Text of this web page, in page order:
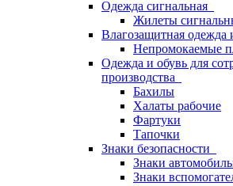
Одежда сигнальная
Жилеты
Влагозащитная одежда
Непромокаемые
Одежда и обувь для
производства
Бахилы
Халаты рабочие
Фартуки
Тапочки
Знаки безопасности
Знаки
Знаки